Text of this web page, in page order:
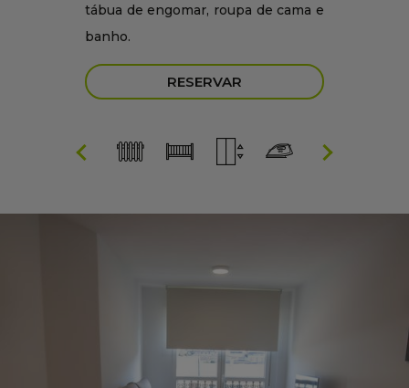
tábua de engomar, roupa de cama e
banho.
RESERVAR